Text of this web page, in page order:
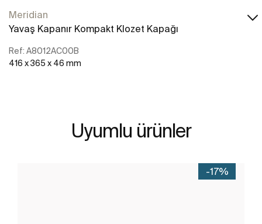
Meridian
Yavaş Kapanır Kompakt Klozet Kapağı
Ref: A8012AC00B
416 x 365 x 46 mm
Uyumlu ürünler
-17%